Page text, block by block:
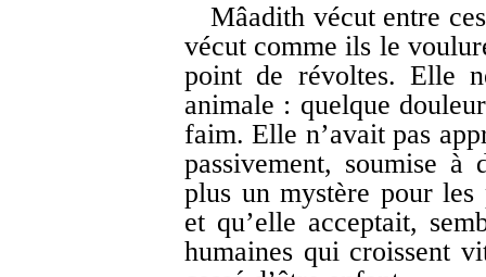
Mâadith vécut entre
vécut comme ils le
point de révoltes. Elle
animale : quelque
faim. Elle n’avait pas
passivement, soumise à
plus un mystère pour les
et qu’elle acceptait,
humaines qui croissent